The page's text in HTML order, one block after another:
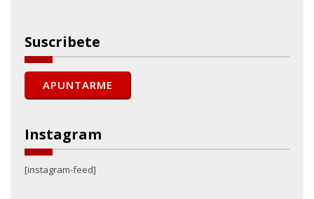
Suscribete
Instagram
[instagram-feed]